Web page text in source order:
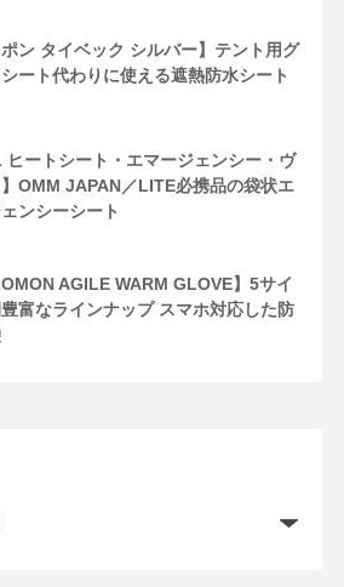
ポン タイベック シルバー】テント用グ
ート代わりに使える遮熱防水シート
ヒートシート・エマージェンシー・ヴ
】OMM JAPAN／LITE必携品の袋状エ
ンシーシート
AGILE WARM GLOVE】5サイ
富なラインナップ スマホ対応した防